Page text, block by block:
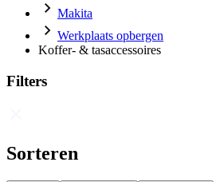
Makita
Werkplaats opbergen
Koffer- & tasaccessoires
Filters
Sorteren